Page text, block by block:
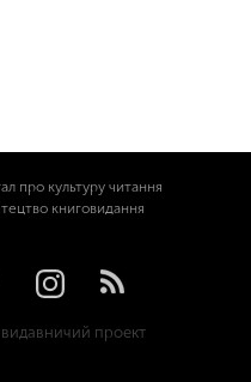
про культуру читання
книговидання
проект